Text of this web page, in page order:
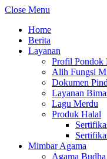
Close Menu
Home
Berita
Layanan
Profil Pondok
Alih Fungsi
Dokumen
Layanan
Lagu Merdu
Produk Halal
Mimbar Agama
Agama Budha